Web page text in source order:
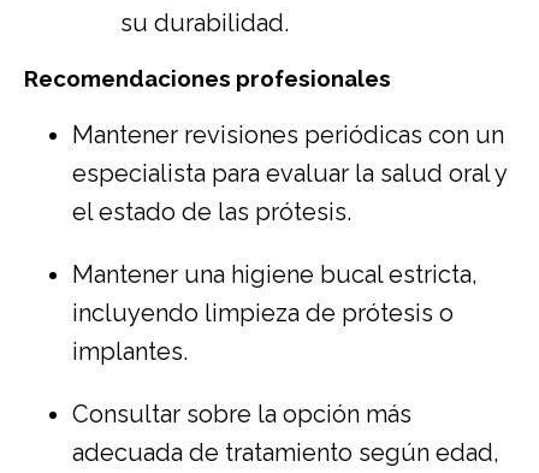
su durabilidad.
Recomendaciones profesionales
Mantener revisiones periódicas con un
especialista para evaluar la salud oral y
el estado de las prótesis.
Mantener una higiene bucal estricta,
incluyendo limpieza de prótesis o
implantes.
Consultar sobre la opción más
adecuada de tratamiento según edad,